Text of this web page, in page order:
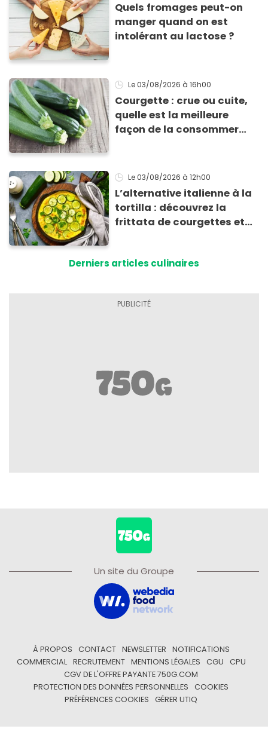
Quels fromages peut-on
manger quand on est
intolérant au lactose ?
Le 03/08/2026 à 16h00
Courgette : crue ou cuite,
quelle est la meilleure
façon de la consommer
Le 03/08/2026 à 12h00
L’alternative italienne à la
tortilla : découvrez la
frittata de courgettes et
Derniers articles culinaires
Un site du Groupe
À PROPOS CONTACT NEWSLETTER
NOTIFICATIONS
COMMERCIAL
RECRUTEMENT MENTIONS LÉGALES CGU
CPU
CGV DE L'OFFRE PAYANTE 750G.COM
PROTECTION DES DONNÉES PERSONNELLES
COOKIES
PRÉFÉRENCES COOKIES
GÉRER UTIQ